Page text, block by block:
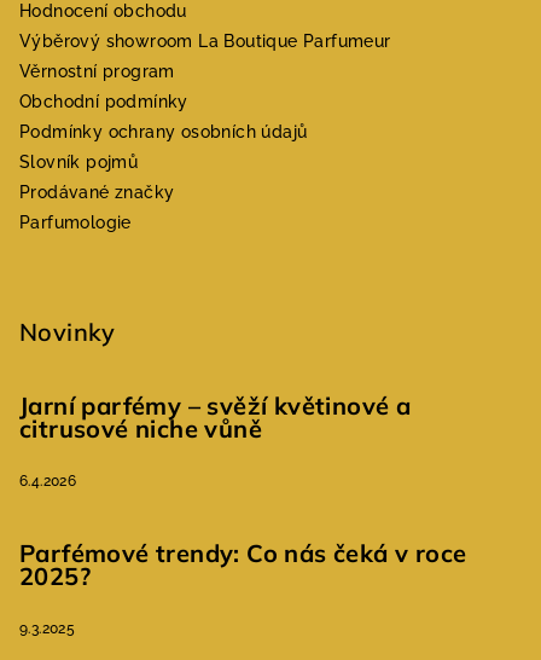
Hodnocení obchodu
Výběrový showroom La Boutique Parfumeur
Věrnostní program
Obchodní podmínky
Podmínky ochrany osobních údajů
Slovník pojmů
Prodávané značky
Parfumologie
Novinky
Jarní parfémy – svěží květinové a
citrusové niche vůně
6.4.2026
Parfémové trendy: Co nás čeká v roce
2025?
9.3.2025